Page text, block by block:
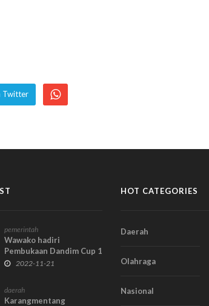
Twitter
pemerintah
Wawako hadiri
Pembukaan Dandim Cup 1
U-40 Koto Padang
2022-11-21
daerah
Karangmentang
HOT CATEGORIES
Daerah
Olahraga
Nasional